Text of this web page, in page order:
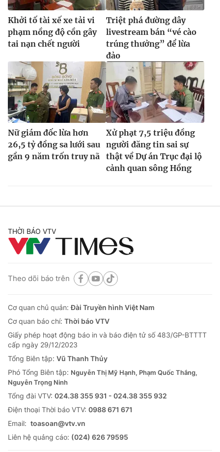
Khởi tố tài xế xe tải vi
phạm nồng độ cồn gây
tai nạn chết người
Triệt phá đường dây
livestream bán “vé cào
trúng thưởng” để lừa
đảo
Nữ giám đốc lừa hơn
26,5 tỷ đồng sa lưới sau
gần 9 năm trốn truy nã
Xử phạt 7,5 triệu đồng
người đăng tin sai sự
thật về Dự án Trục đại lộ
cảnh quan sông Hồng
THỜI BÁO VTV
Theo dõi báo trên
Cơ quan chủ quản:Đài Truyền hình Việt Nam
Cơ quan báo chí: Thời báo VTV
Giấy phép hoạt động báo in và báo điện tử số 483/GP-BTTTT
cấp ngày 29/12/2023
Tổng Biên tập: Vũ Thanh Thủy
Phó Tổng Biên tập: Nguyễn Thị Mỹ Hạnh, Phạm Quốc Thắng,
Nguyễn Trọng Ninh
Tổng đài VTV: 024.38 355 931 - 024.38 355 932
Ðiện thoại Thời báo VTV: 0988 671 671
Email: toasoan@vtv.vn
Liên hệ quảng cáo: (024) 626 79595